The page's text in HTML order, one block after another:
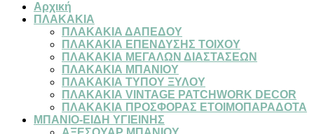
Αρχική
ΠΛΑΚΑΚΙΑ
ΠΛΑΚΑΚΙΑ ΔΑΠΕΔΟΥ
ΠΛΑΚΑΚΙΑ ΕΠΕΝΔΥΣΗΣ ΤΟΙΧΟΥ
ΠΛΑΚΑΚΙΑ ΜΕΓΑΛΩΝ ΔΙΑΣΤΑΣΕΩΝ
ΠΛΑΚΑΚΙΑ ΜΠΑΝΙΟΥ
ΠΛΑΚΑΚΙΑ ΤΥΠΟΥ ΞΥΛΟΥ
ΠΛΑΚΑΚΙΑ VINTAGE PATCHWORK DECOR
ΠΛΑΚΑΚΙΑ ΠΡΟΣΦΟΡΑΣ ΕΤΟΙΜΟΠΑΡΑΔΟΤΑ
ΜΠΑΝΙΟ-ΕΙΔΗ ΥΓΙΕΙΝΗΣ